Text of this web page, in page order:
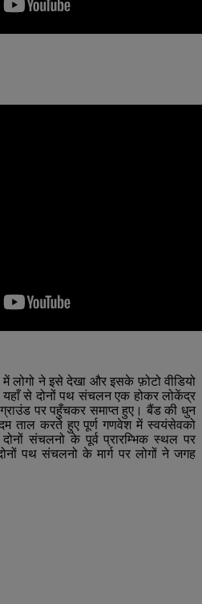
लोगो ने इसे देखा और इसके फ़ोटो वीडियो
यहाँ से दोनों पथ संचलन एक होकर लोकेंद्र
पर पहुँचकर समाप्त हुए। बैंड की धुन
ताल करते हुए पूर्ण गणवेश में स्वयंसेवको
संचलनो के पूर्व प्रारम्भिक स्थल पर
पथ संचलनो के मार्ग पर लोगों ने जगह